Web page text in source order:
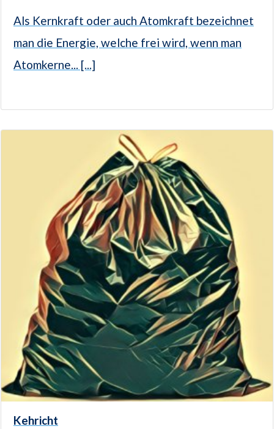
Als Kernkraft oder auch Atomkraft bezeichnet
man die Energie, welche frei wird, wenn man
Atomkerne... [...]
Kehricht